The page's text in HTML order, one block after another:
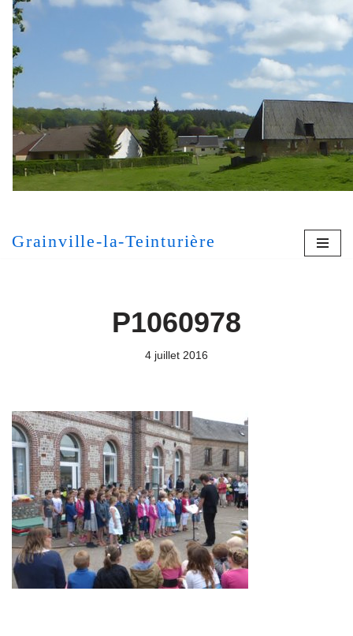
Aller
au
contenu
Grainville-la-Teinturière
P1060978
4 juillet 2016